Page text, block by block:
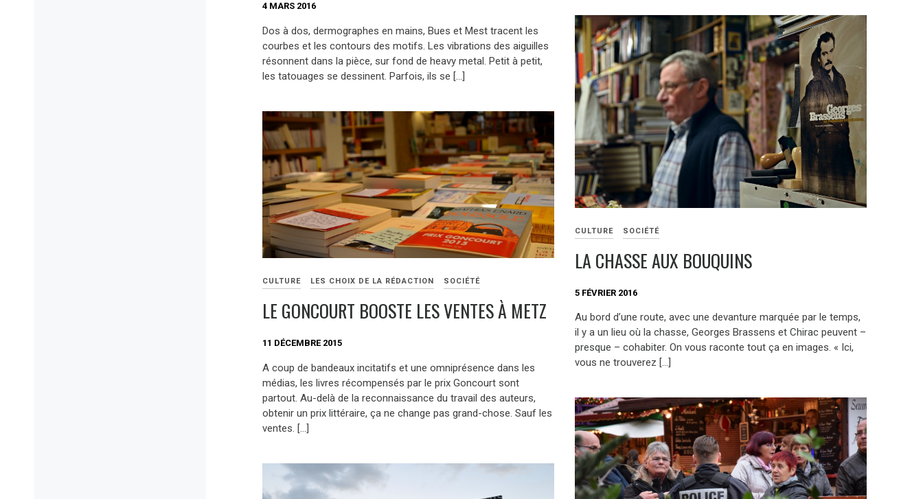
4 MARS 2016
Dos à dos, dermographes en mains, Bues et Mest tracent les
courbes et les contours des motifs. Les vibrations des aiguilles
résonnent dans la pièce, sur fond de heavy metal. Petit à petit,
les tatouages se dessinent. Parfois, ils se […]
CULTURE SOCIÉTÉ
LA CHASSE AUX BOUQUINS
5 FÉVRIER 2016
Au bord d’une route, avec une devanture marquée par le temps,
il y a un lieu où la chasse, Georges Brassens et Chirac peuvent –
presque – cohabiter. On vous raconte tout ça en images. « Ici,
vous ne trouverez […]
CULTURE LES CHOIX DE LA RÉDACTION SOCIÉTÉ
LE GONCOURT BOOSTE LES VENTES À METZ
11 DÉCEMBRE 2015
A coup de bandeaux incitatifs et une omniprésence dans les
médias, les livres récompensés par le prix Goncourt sont
partout. Au-delà de la reconnaissance du travail des auteurs,
obtenir un prix littéraire, ça ne change pas grand-chose. Sauf les
ventes. […]